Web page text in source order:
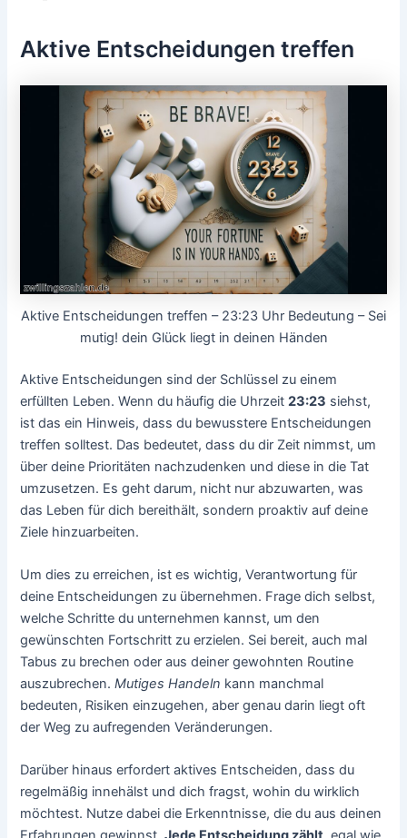
Aktive Entscheidungen treffen
Aktive Entscheidungen treffen – 23:23 Uhr Bedeutung – Sei
mutig! dein Glück liegt in deinen Händen
Aktive Entscheidungen sind der Schlüssel zu einem
erfüllten Leben. Wenn du häufig die Uhrzeit23:23 siehst,
ist das ein Hinweis, dass du bewusstere Entscheidungen
treffen solltest. Das bedeutet, dass du dir Zeit nimmst, um
über deine Prioritäten nachzudenken und diese in die Tat
umzusetzen. Es geht darum, nicht nur abzuwarten, was
das Leben für dich bereithält, sondern proaktiv auf deine
Ziele hinzuarbeiten.
Um dies zu erreichen, ist es wichtig, Verantwortung für
deine Entscheidungen zu übernehmen. Frage dich selbst,
welche Schritte du unternehmen kannst, um den
gewünschten Fortschritt zu erzielen. Sei bereit, auch mal
Tabus zu brechen oder aus deiner gewohnten Routine
auszubrechen.Mutiges Handeln kann manchmal
bedeuten, Risiken einzugehen, aber genau darin liegt oft
der Weg zu aufregenden Veränderungen.
Darüber hinaus erfordert aktives Entscheiden, dass du
regelmäßig innehälst und dich fragst, wohin du wirklich
möchtest. Nutze dabei die Erkenntnisse, die du aus deinen